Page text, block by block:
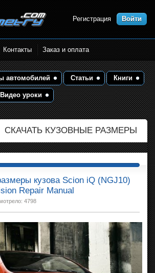
и кузовные
кузова
Регистрация Войти
Контакты Заказ и оплата
автомобилей Статьи Книги
Видео уроки
СКАЧАТЬ КУЗОВНЫЕ РАЗМЕРЫ
кузова Scion iQ (NGJ10)
Repair Manual
4798